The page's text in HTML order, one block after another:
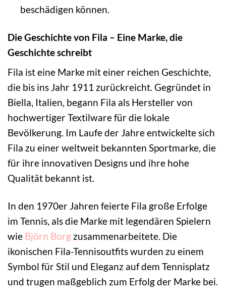
beschädigen können.
Die Geschichte von Fila – Eine Marke, die
Geschichte schreibt
Fila ist eine Marke mit einer reichen Geschichte,
die bis ins Jahr 1911 zurückreicht. Gegründet in
Biella, Italien, begann Fila als Hersteller von
hochwertiger Textilware für die lokale
Bevölkerung. Im Laufe der Jahre entwickelte sich
Fila zu einer weltweit bekannten Sportmarke, die
für ihre innovativen Designs und ihre hohe
Qualität bekannt ist.
In den 1970er Jahren feierte Fila große Erfolge
im Tennis, als die Marke mit legendären Spielern
wie Björn Borg zusammenarbeitete. Die
ikonischen Fila-Tennisoutfits wurden zu einem
Symbol für Stil und Eleganz auf dem Tennisplatz
und trugen maßgeblich zum Erfolg der Marke bei.